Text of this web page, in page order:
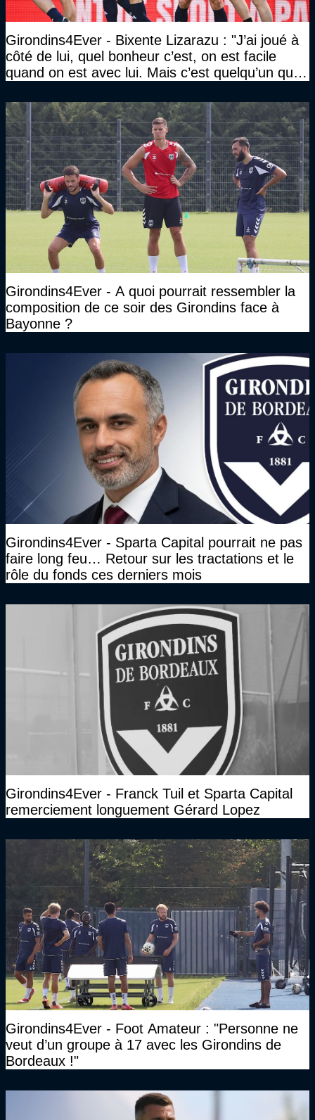
Girondins4Ever - Bixente Lizarazu : "J’ai joué à
côté de lui, quel bonheur c’est, on est facile
quand on est avec lui. Mais c’est quelqu’un qui
Girondins4Ever - A quoi pourrait ressembler la
composition de ce soir des Girondins face à
Bayonne ?
Girondins4Ever - Sparta Capital pourrait ne pas
faire long feu… Retour sur les tractations et le
rôle du fonds ces derniers mois
Girondins4Ever - Franck Tuil et Sparta Capital
remerciement longuement Gérard Lopez
Girondins4Ever - Foot Amateur : "Personne ne
veut d’un groupe à 17 avec les Girondins de
Bordeaux !"